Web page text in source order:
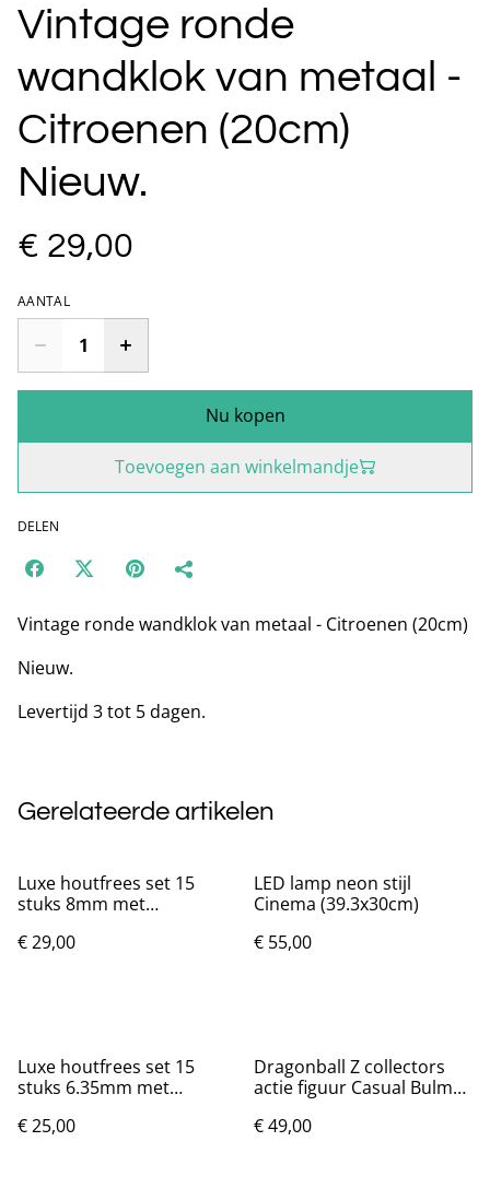
Vintage ronde
wandklok van metaal -
Citroenen (20cm)
Nieuw.
€ 29,00
AANTAL
Nu kopen
Toevoegen aan winkelmandje
DELEN
Vintage ronde wandklok van metaal - Citroenen (20cm)
Nieuw.
Levertijd 3 tot 5 dagen.
Gerelateerde artikelen
Luxe houtfrees set 15
stuks 8mm met
€ 29,00
LED lamp neon stijl
Cinema (39.3x30cm)
€ 55,00
Luxe houtfrees set 15
stuks 6.35mm met
€ 25,00
Dragonball Z collectors
actie figuur Casual Bulma
€ 49,00